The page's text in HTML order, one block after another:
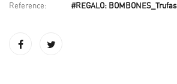
Reference: #REGALO: BOMBONES_Trufas